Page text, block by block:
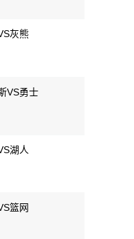
灰熊
VS勇士
湖人
篮网